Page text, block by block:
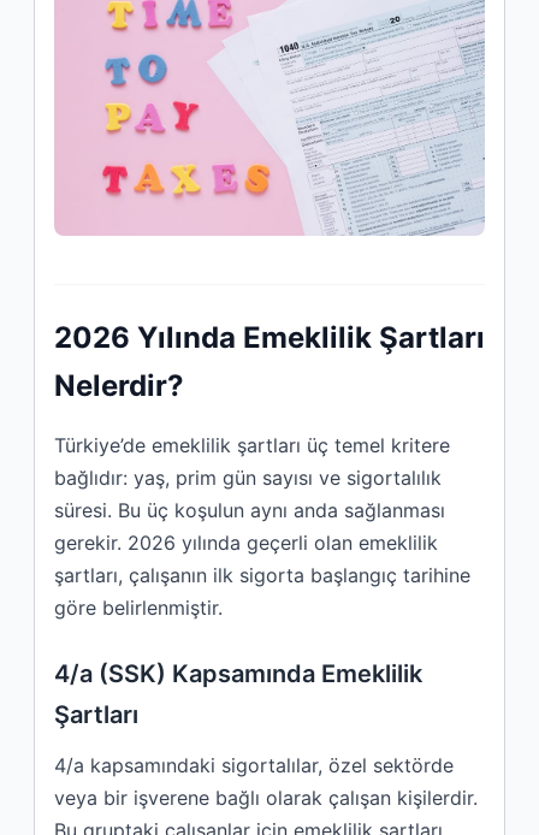
2026 Yılında Emeklilik Şartları
Nelerdir?
Türkiye’de emeklilik şartları üç temel kritere
bağlıdır: yaş, prim gün sayısı ve sigortalılık
süresi. Bu üç koşulun aynı anda sağlanması
gerekir. 2026 yılında geçerli olan emeklilik
şartları, çalışanın ilk sigorta başlangıç tarihine
göre belirlenmiştir.
4/a (SSK) Kapsamında Emeklilik
Şartları
4/a kapsamındaki sigortalılar, özel sektörde
veya bir işverene bağlı olarak çalışan kişilerdir.